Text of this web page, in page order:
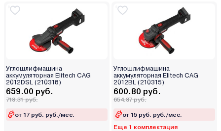
Углошлифмашина
аккумуляторная Elitech CAG
2012DSL (210318)
659.00 руб.
718.31 руб.
от 17 руб. руб./мес.
Углошлифмашина
аккумуляторная Elitech CAG
2012BL (210315)
600.80 руб.
654.87 руб.
от 15 руб. руб./мес.
Еще 1 комплектация